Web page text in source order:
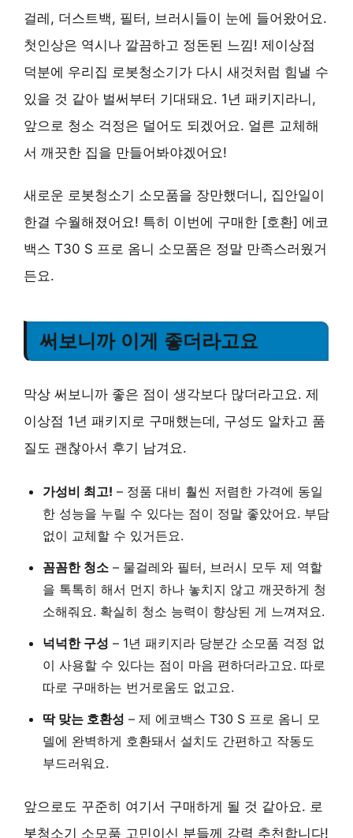
걸레, 더스트백, 필터, 브러시들이 눈에 들어왔어요.
첫인상은 역시나 깔끔하고 정돈된 느낌! 제이상점
덕분에 우리집 로봇청소기가 다시 새것처럼 힘낼 수
있을 것 같아 벌써부터 기대돼요. 1년 패키지라니,
앞으로 청소 걱정은 덜어도 되겠어요. 얼른 교체해
서 깨끗한 집을 만들어봐야겠어요!
새로운 로봇청소기 소모품을 장만했더니, 집안일이
한결 수월해졌어요! 특히 이번에 구매한 [호환] 에코
백스 T30 S 프로 옴니 소모품은 정말 만족스러웠거
든요.
써보니까 이게 좋더라고요
막상 써보니까 좋은 점이 생각보다 많더라고요. 제
이상점 1년 패키지로 구매했는데, 구성도 알차고 품
질도 괜찮아서 후기 남겨요.
가성비 최고! – 정품 대비 훨씬 저렴한 가격에 동일
한 성능을 누릴 수 있다는 점이 정말 좋았어요. 부담
없이 교체할 수 있거든요.
꼼꼼한 청소 – 물걸레와 필터, 브러시 모두 제 역할
을 톡톡히 해서 먼지 하나 놓치지 않고 깨끗하게 청
소해줘요. 확실히 청소 능력이 향상된 게 느껴져요.
넉넉한 구성 – 1년 패키지라 당분간 소모품 걱정 없
이 사용할 수 있다는 점이 마음 편하더라고요. 따로
따로 구매하는 번거로움도 없고요.
딱 맞는 호환성 – 제 에코백스 T30 S 프로 옴니 모
델에 완벽하게 호환돼서 설치도 간편하고 작동도
부드러워요.
앞으로도 꾸준히 여기서 구매하게 될 것 같아요. 로
봇청소기 소모품 고민이신 분들께 강력 추천합니다!